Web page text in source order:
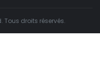
droits réservés.